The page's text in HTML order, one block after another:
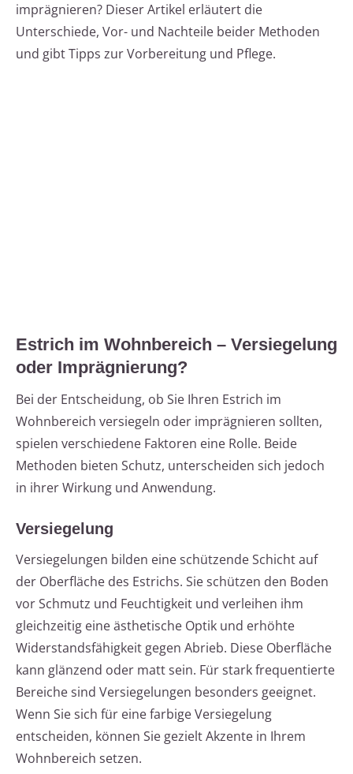
imprägnieren? Dieser Artikel erläutert die
Unterschiede, Vor- und Nachteile beider Methoden
und gibt Tipps zur Vorbereitung und Pflege.
Estrich im Wohnbereich – Versiegelung
oder Imprägnierung?
Bei der Entscheidung, ob Sie Ihren Estrich im
Wohnbereich versiegeln oder imprägnieren sollten,
spielen verschiedene Faktoren eine Rolle. Beide
Methoden bieten Schutz, unterscheiden sich jedoch
in ihrer Wirkung und Anwendung.
Versiegelung
Versiegelungen bilden eine schützende Schicht auf
der Oberfläche des Estrichs. Sie schützen den Boden
vor Schmutz und Feuchtigkeit und verleihen ihm
gleichzeitig eine ästhetische Optik und erhöhte
Widerstandsfähigkeit gegen Abrieb. Diese Oberfläche
kann glänzend oder matt sein. Für stark frequentierte
Bereiche sind Versiegelungen besonders geeignet.
Wenn Sie sich für eine farbige Versiegelung
entscheiden, können Sie gezielt Akzente in Ihrem
Wohnbereich setzen.